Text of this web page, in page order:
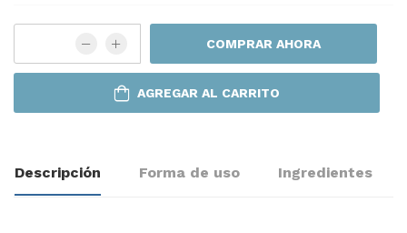
COMPRAR AHORA
AGREGAR AL CARRITO
Descripción Forma de uso Ingredientes